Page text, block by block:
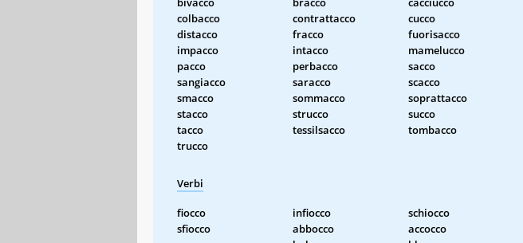
colbacco
contrattacco cucco
distacco
fracco fuorisacco
impacco
intacco mamelucco
pacco
perbacco sacco
sangiacco
saracco scacco
smacco
sommacco soprattacco
stacco
strucco succo
tacco
tessilsacco tombacco
trucco
Verbi
fiocco infiocco schiocco
sfiocco
abbocco accocco